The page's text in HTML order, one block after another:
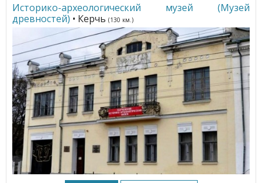
Историко-археологический музей (Музей
древностей) • Керчь (130 км.)